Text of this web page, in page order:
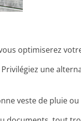
optimiserez
une
veste de pluie